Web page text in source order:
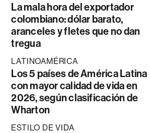
La mala hora del exportador
colombiano: dólar barato,
aranceles y fletes que no dan
tregua
LATINOAMÉRICA
Los 5 países de América Latina
con mayor calidad de vida en
2026, según clasificación de
Wharton
ESTILO DE VIDA